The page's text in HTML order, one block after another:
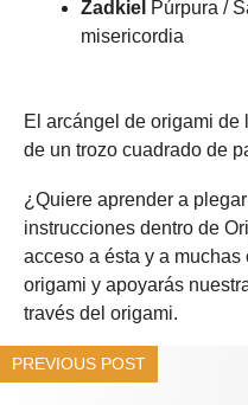
Zadkiel Púrpura /
misericordia
El arcángel de origami de
de un trozo cuadrado de
¿Quiere aprender a
instrucciones dentro de
acceso a ésta y a
origami y apoyarás
través del origami.
PREVIOUS POST